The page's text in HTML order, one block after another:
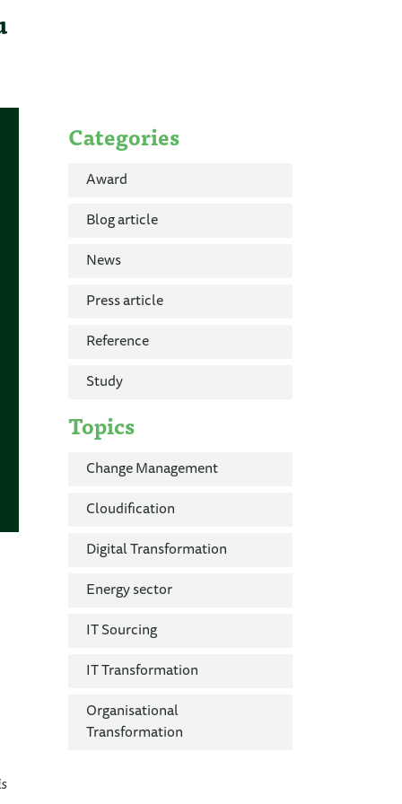
Categories
Award
Blog article
News
Press article
Reference
Study
Topics
Change Management
Cloudification
Digital Transformation
Energy sector
IT Sourcing
IT Transformation
Organisational
Transformation